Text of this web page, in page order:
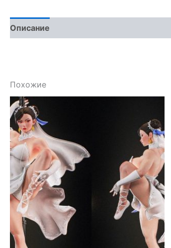
Описание
Похожие